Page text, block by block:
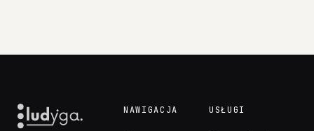
NAWIGACJA USŁUGI